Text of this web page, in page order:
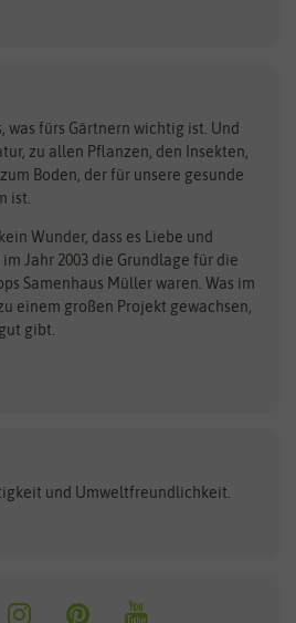
Dürr-Samen
Feldsaaten Freudenberger
Fertil
Flora Elite
Hortitops
JUB Holland
was fürs Gärtnern wichtig ist. Und
zu allen Pflanzen, den Insekten,
Boden, der für unsere gesunde
ist.
Wunder, dass es Liebe und
Jahr 2003 die Grundlage für die
Samenhaus Müller waren. Was im
einem großen Projekt gewachsen,
gibt.
und Umweltfreundlichkeit.